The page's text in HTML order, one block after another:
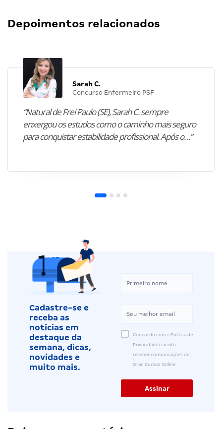
Depoimentos relacionados
Sarah C.
Concurso Enfermeiro PSF
“Natural de Frei Paulo (SE), Sarah C. sempre
enxergou os estudos como o caminho mais seguro
para conquistar estabilidade profissional. Após o…”
Cadastre-se e
receba as
notícias em
destaque da
semana, dicas,
novidades e
muito mais.
Concordo com a Política de
Privacidade e aceito
receber comunicações do
Gran Cursos Online.